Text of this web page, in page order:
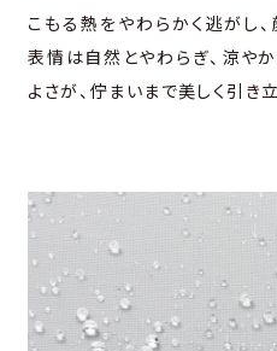
こもる熱をやわらかく逃がし
表情は⾃然とやわらぎ、涼や
よさが、佇まいまで美しく引き